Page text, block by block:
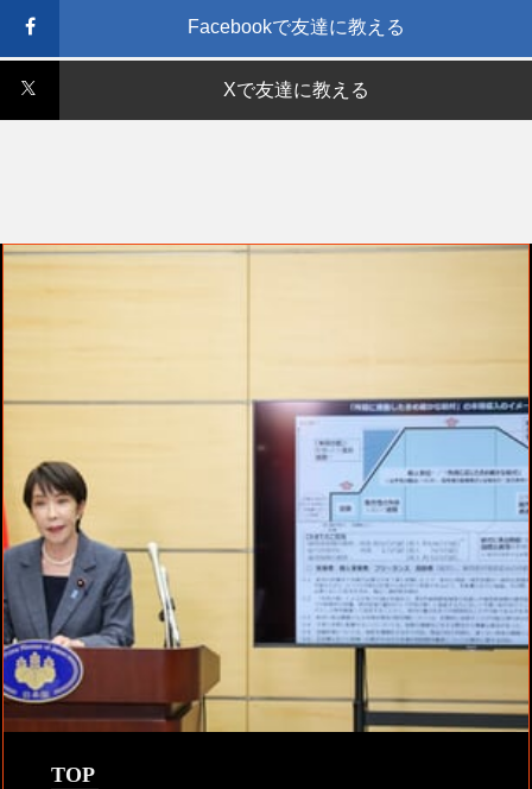
Facebookで友達に教える
Xで友達に教える
TOP